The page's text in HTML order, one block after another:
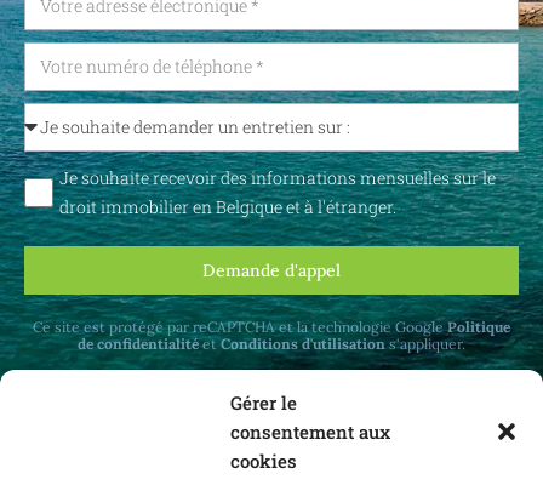
Gérer le
consentement aux
cookies
Je souhaite recevoir des informations mensuelles sur le
droit immobilier en Belgique et à l'étranger.
Demande d'appel
Ce site est protégé par reCAPTCHA et la technologie GooglePolitique
de confidentialitéetConditions d'utilisation s'appliquer.